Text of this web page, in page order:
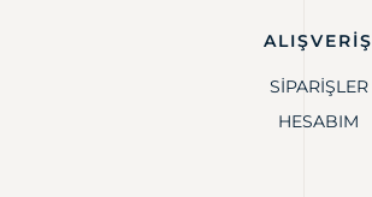
ALIŞVERIŞ
SIPARIŞLER
HESABIM